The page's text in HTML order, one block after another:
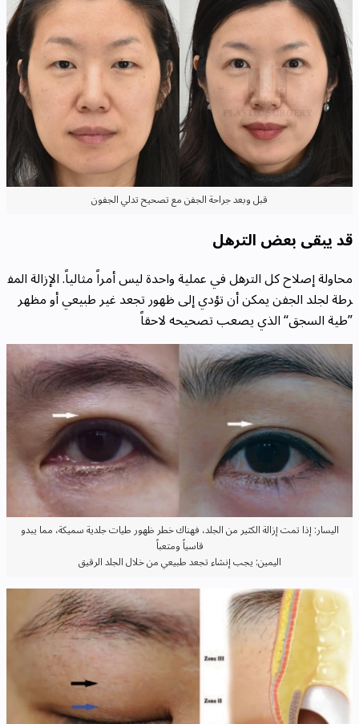
قبل وبعد جراحة الجفن مع تصحيح تدلي الجفون
قد يبقى بعض الترهل
محاولة إصلاح كل الترهل في عملية واحدة ليس أمراً مثالياً. الإزالة المف
رطة لجلد الجفن يمكن أن تؤدي إلى ظهور تجعد غير طبيعي أو مظهر
”طية السجق“ الذي يصعب تصحيحه لاحقاً
اليسار: إذا تمت إزالة الكثير من الجلد، فهناك خطر ظهور طيات جلدية سميكة، مما يبدو
قاسياً ومتعباً
اليمين: يجب إنشاء تجعد طبيعي من خلال الجلد الرقيق